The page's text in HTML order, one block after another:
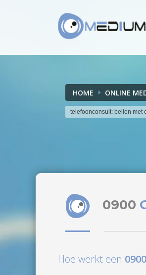
HOME ONLINE
telefoonconsult: bellen met
0900
Hoe werkt een 0900